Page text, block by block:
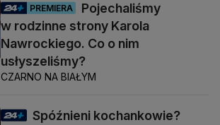
PREMIERA
Pojechaliśmy
w rodzinne strony Karola
Nawrockiego. Co o nim
usłyszeliśmy?
CZARNO NA BIAŁYM
Spóźnieni kochankowie?